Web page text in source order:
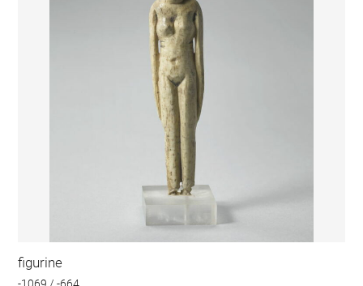
figurine
-1069 / -664